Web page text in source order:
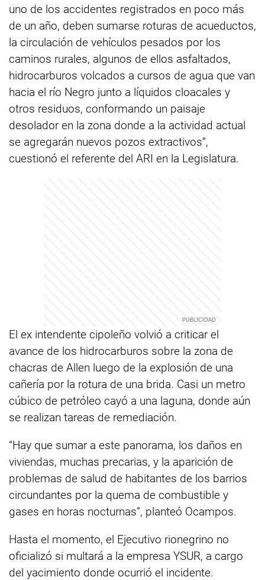
uno de los accidentes registrados en poco más
de un año, deben sumarse roturas de acueductos,
la circulación de vehículos pesados por los
caminos rurales, algunos de ellos asfaltados,
hidrocarburos volcados a cursos de agua que van
hacia el río Negro junto a líquidos cloacales y
otros residuos, conformando un paisaje
desolador en la zona donde a la actividad actual
se agregarán nuevos pozos extractivos”,
cuestionó el referente del ARI en la Legislatura.
El ex intendente cipoleño volvió a criticar el
avance de los hidrocarburos sobre la zona de
chacras de Allen luego de la explosión de una
cañería por la rotura de una brida. Casi un metro
cúbico de petróleo cayó a una laguna, donde aún
se realizan tareas de remediación.
“Hay que sumar a este panorama, los daños en
viviendas, muchas precarias, y la aparición de
problemas de salud de habitantes de los barrios
circundantes por la quema de combustible y
gases en horas nocturnas”, planteó Ocampos.
Hasta el momento, el Ejecutivo rionegrino no
oficializó si multará a la empresa YSUR, a cargo
del yacimiento donde ocurrió el incidente.